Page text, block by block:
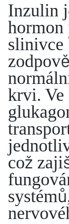
Inzulin
hormon
slinivce
krvi. Ve
což